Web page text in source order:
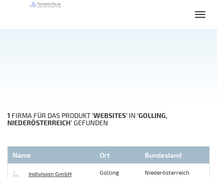
1 FIRMA FÜR DAS PRODUKT'WEBSITES' IN 'GOLLING,
NIEDERÖSTERREICH'GEFUNDEN
Name Ort Bundesland
Indivision GmbH Golling Niederösterreich